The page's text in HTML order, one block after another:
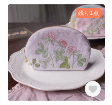
残り1点